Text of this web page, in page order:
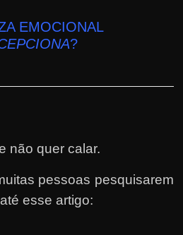
EMOCIONAL
?
não quer calar.
pessoas pesquisarem
esse artigo: